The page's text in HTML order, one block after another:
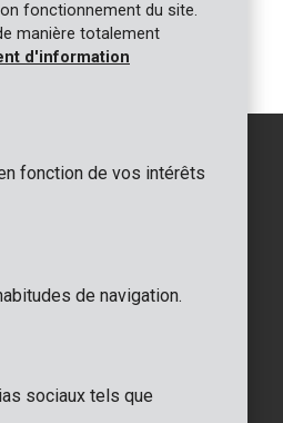
fonctionnement du site.
manière totalement
d'information
fonction de vos intérêts
de navigation.
sociaux tels que